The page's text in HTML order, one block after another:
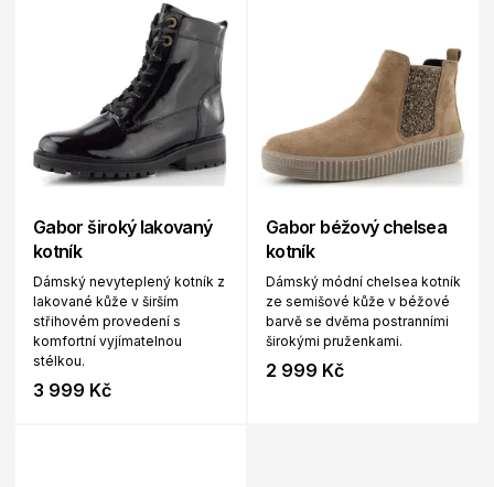
Gabor široký lakovaný
kotník
Dámský nevyteplený kotník z
lakované kůže v širším
střihovém provedení s
komfortní vyjímatelnou
stélkou.
3 999 Kč
Gabor béžový chelsea
kotník
Dámský módní chelsea kotník
ze semišové kůže v béžové
barvě se dvěma postranními
širokými pruženkami.
2 999 Kč